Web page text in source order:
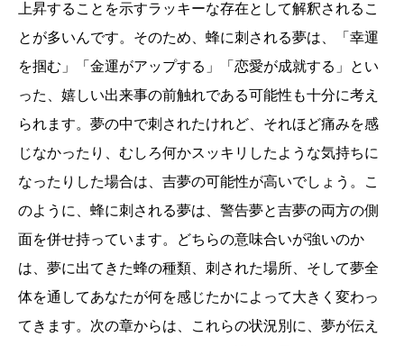
上昇することを示すラッキーな存在として解釈されるこ
とが多いんです。そのため、蜂に刺される夢は、「幸運
を掴む」「金運がアップする」「恋愛が成就する」とい
った、嬉しい出来事の前触れである可能性も十分に考え
られます。夢の中で刺されたけれど、それほど痛みを感
じなかったり、むしろ何かスッキリしたような気持ちに
なったりした場合は、吉夢の可能性が高いでしょう。こ
のように、蜂に刺される夢は、警告夢と吉夢の両方の側
面を併せ持っています。どちらの意味合いが強いのか
は、夢に出てきた蜂の種類、刺された場所、そして夢全
体を通してあなたが何を感じたかによって大きく変わっ
てきます。次の章からは、これらの状況別に、夢が伝え